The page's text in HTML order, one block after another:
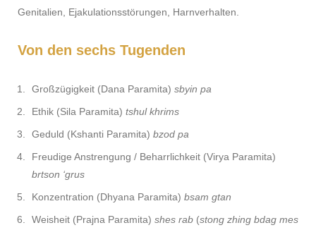
Genitalien, Ejakulationsstörungen, Harnverhalten.
Von den sechs Tugenden
Großzügigkeit (Dana Paramita) sbyin pa
Ethik (Sila Paramita) tshul khrims
Geduld (Kshanti Paramita) bzod pa
Freudige Anstrengung / Beharrlichkeit (Virya Paramita)
brtson ‘grus
Konzentration (Dhyana Paramita) bsam gtan
Weisheit (Prajna Paramita) shes rab (stong zhing bdag mes